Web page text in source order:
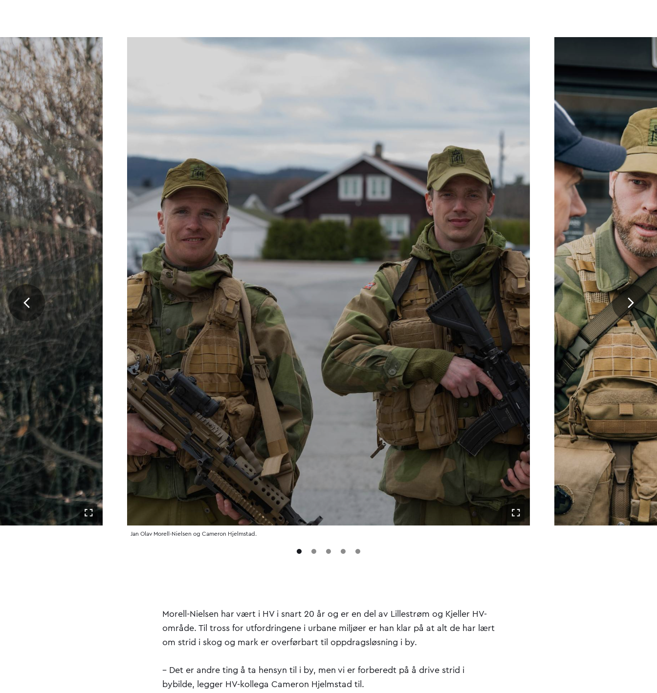
Åpne i fullskjerm Åpne i fullskjerm
Jan Olav Morell-Nielsen og Cameron Hjelmstad.
Morell-Nielsen har vært i HV i snart 20 år og er en del av Lillestrøm og Kjeller HV-
område. Til tross for utfordringene i urbane miljøer er han klar på at alt de har lært
om strid i skog og mark er overførbart til oppdragsløsning i by.
– Det er andre ting å ta hensyn til i by, men vi er forberedt på å drive strid i
bybilde, legger HV-kollega Cameron Hjelmstad til.